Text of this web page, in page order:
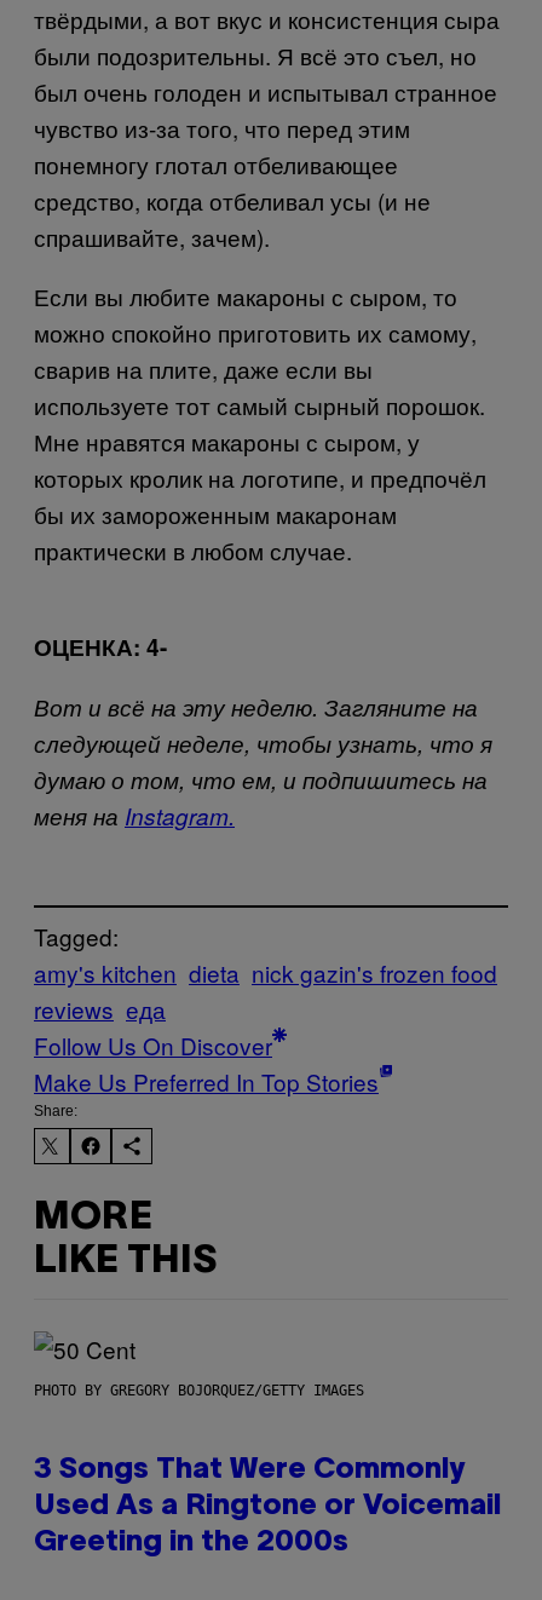
твёрдыми, а вот вкус и консистенция сыра
были подозрительны. Я всё это съел, но
был очень голоден и испытывал странное
чувство из-за того, что перед этим
понемногу глотал отбеливающее
средство, когда отбеливал усы (и не
спрашивайте, зачем).
Если вы любите макароны с сыром, то
можно спокойно приготовить их самому,
сварив на плите, даже если вы
используете тот самый сырный порошок.
Мне нравятся макароны с сыром, у
которых кролик на логотипе, и предпочёл
бы их замороженным макаронам
практически в любом случае.
ОЦЕНКА: 4-
Вот и всё на эту неделю. Загляните на
следующей неделе, чтобы узнать, что я
думаю о том, что ем, и подпишитесь на
меня на Instagram.
Tagged:
amy's kitchen dieta nick gazin's frozen food
reviews еда
Follow Us On Discover
Make Us Preferred In Top Stories
Share:
MORE
LIKE THIS
PHOTO BY GREGORY BOJORQUEZ/GETTY IMAGES
3 Songs That Were Commonly
Used As a Ringtone or Voicemail
Greeting in the 2000s